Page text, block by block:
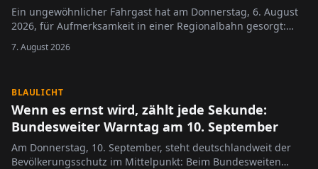
Ein ungewöhnlicher Fahrgast hat am Donnerstag, 6. August
2026, für Aufmerksamkeit in einer Regionalbahn gesorgt:
sie das Tier am Vormittag mutmaßlich flugunfähig auf einem
7. August 2026
BLAULICHT
Wenn es ernst wird, zählt jede Sekunde:
Bundesweiter Warntag am 10. September
Am Donnerstag, 10. September, steht deutschlandweit der
Bevölkerungsschutz im Mittelpunkt: Beim Bundesweiten